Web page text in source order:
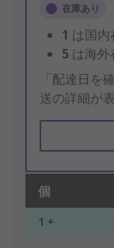
在庫あり
1 は国内
5 は海外
「配達日を
送の詳細が
個
1 +